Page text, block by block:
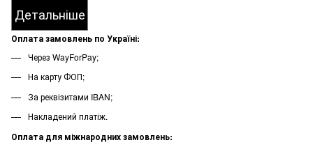
Детальніше
Оплата замовлень по Україні:
Через WayForPay;
На карту ФОП;
За реквізитами IBAN;
Накладений платіж.
Оплата для міжнародних замовлень: